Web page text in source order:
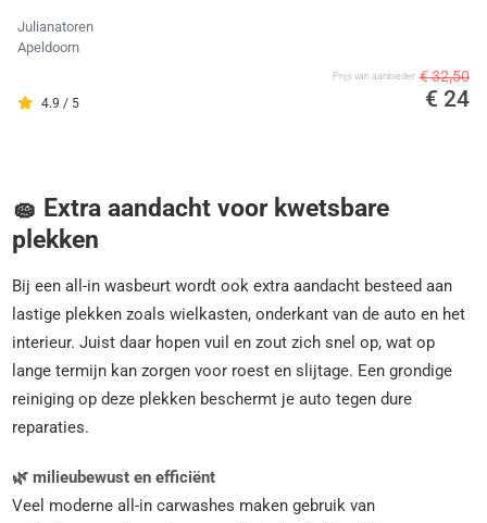
Julianatoren
Apeldoorn
4.9 / 5
Prijs van aanbieder € 32,50
€ 24
🧽 Extra aandacht voor kwetsbare
plekken
Bij een all-in wasbeurt wordt ook extra aandacht besteed aan
lastige plekken zoals wielkasten, onderkant van de auto en het
interieur. Juist daar hopen vuil en zout zich snel op, wat op
lange termijn kan zorgen voor roest en slijtage. Een grondige
reiniging op deze plekken beschermt je auto tegen dure
reparaties.
🌿 milieubewust en efficiënt
Veel moderne all-in carwashes maken gebruik van